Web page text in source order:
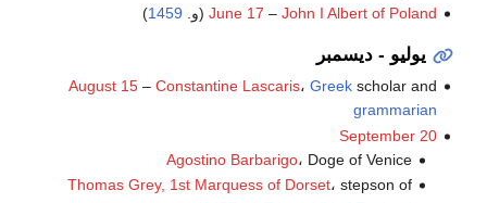
June 17 – John I Albert of Poland (و. 1459
)
يوليو - ديسمبر
August 15– Constantine Lascaris، Greekscholar and
grammarian
September 20
Agostino Barbarigo، Doge of Venice
Thomas Grey, 1st Marquess of Dorset، stepson of